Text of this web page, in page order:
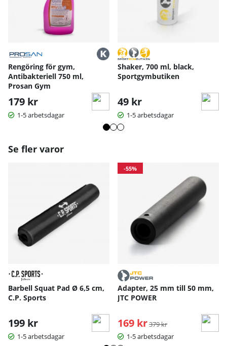
Dessa hantelgrepp är perfekta för många klassiska
styrkeövningar som:
- bicepscurl
- axelpress
- roddövningar
Rengöring för gym,
Antibakteriell 750 ml,
Prosan Gym
179 kr
1-5 arbetsdagar
Shaker, 700 ml, black,
Sportgymbutiken
49 kr
1-5 arbetsdagar
Se fler varor
Barbell Squat Pad Ø 6,5 cm,
C.P. Sports
199 kr
1-5 arbetsdagar
-55%
Adapter, 25 mm till 50 mm,
JTC POWER
169 kr Ordinarie pris:
379 kr
1-5 arbetsdagar